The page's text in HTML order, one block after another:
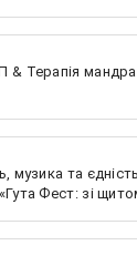
& Терапія
музика та
Фест: зі